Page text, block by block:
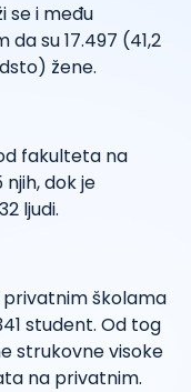
se i među
su 17.497 (41,2
žene.
fakulteta na
dok je
ljudi.
privatnim školama
student. Od tog
strukovne visoke
na privatnim.